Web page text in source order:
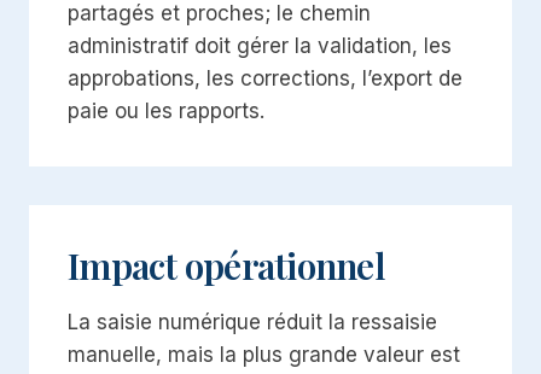
partagés et proches; le chemin
administratif doit gérer la validation, les
approbations, les corrections, l’export de
paie ou les rapports.
Impact opérationnel
La saisie numérique réduit la ressaisie
manuelle, mais la plus grande valeur est